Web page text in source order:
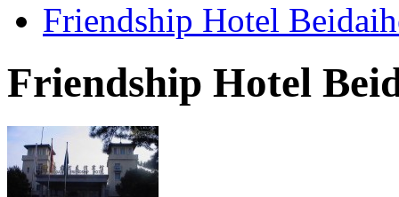
Friendship Hotel
Friendship Hotel